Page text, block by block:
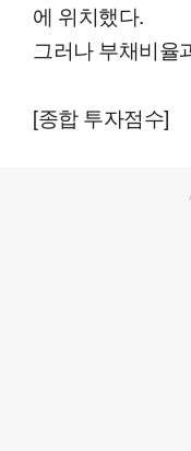
에 위치했다.
그러나 부채비율
[종합 투자점수]